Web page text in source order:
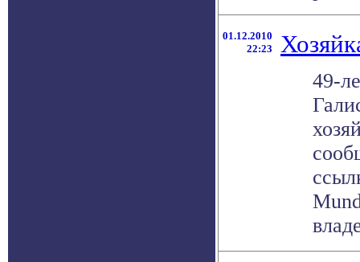
01.12.2010
22:23
49-